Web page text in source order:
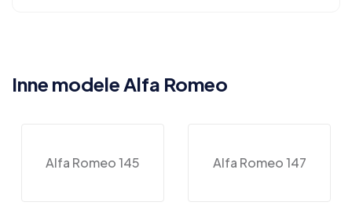
Inne modele Alfa Romeo
Alfa Romeo 145 Alfa Romeo 147